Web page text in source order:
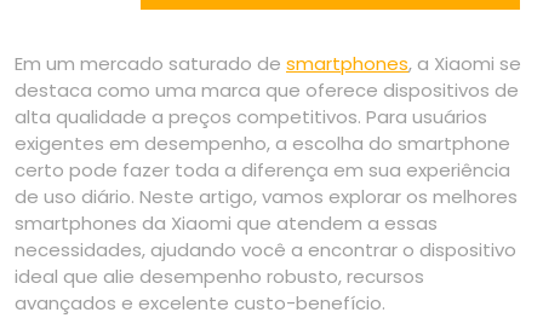
Em um mercado saturado de smartphones, a Xiaomi se
destaca como uma marca que oferece dispositivos de
alta qualidade a preços competitivos. Para usuários
exigentes em desempenho, a escolha do smartphone
certo pode fazer toda a diferença em sua experiência
de uso diário. Neste artigo, vamos explorar os melhores
smartphones da Xiaomi que atendem a essas
necessidades, ajudando você a encontrar o dispositivo
ideal que alie desempenho robusto, recursos
avançados e excelente custo-benefício.